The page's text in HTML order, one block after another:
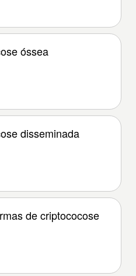
óssea
disseminada
de criptococose